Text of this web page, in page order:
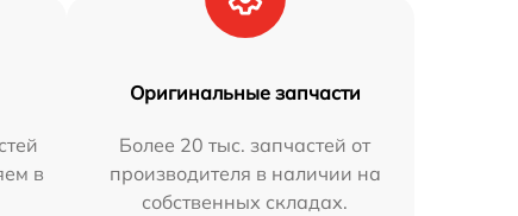
в
Оригинальные запчасти
Более 20 тыс. запчастей от
производителя в наличии на
собственных складах.